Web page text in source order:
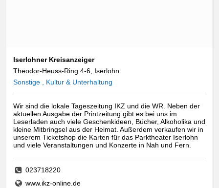
Iserlohner Kreisanzeiger
Theodor-Heuss-Ring 4-6, Iserlohn
Sonstige , Kultur & Unterhaltung
Wir sind die lokale Tageszeitung IKZ und die WR. Neben der
aktuellen Ausgabe der Printzeitung gibt es bei uns im
Leserladen auch viele Geschenkideen, Bücher, Alkoholika und
kleine Mitbringsel aus der Heimat. Außerdem verkaufen wir in
unserem Ticketshop die Karten für das Parktheater Iserlohn
und viele Veranstaltungen und Konzerte in Nah und Fern.
023718220
www.ikz-online.de